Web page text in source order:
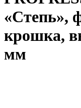
«Степь»,
крошка,
мм